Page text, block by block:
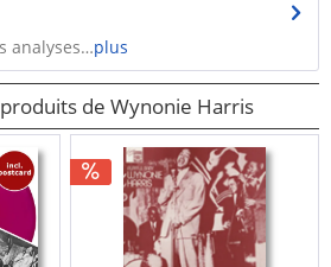
analyses…plus
de Wynonie Harris